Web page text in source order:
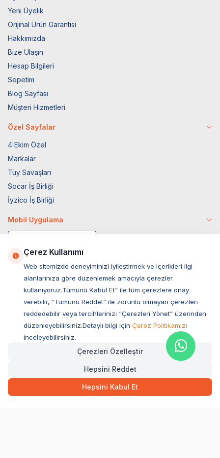
Yeni Üyelik
Orijinal Ürün Garantisi
Hakkımızda
Bize Ulaşın
Hesap Bilgileri
Sepetim
Blog Sayfası
Müşteri Hizmetleri
Özel Sayfalar
4 Ekim Özel
Markalar
Tüy Savaşları
Socar İş Birliği
İyzico İş Birliği
Mobil Uygulama
Müşteri Hizmetleri
Sıkça Sorulan Sorular
Ovacık Mah. Hacıoğlu Sok. No:13 Başiskele / KOCAELİ
Müşteri Destek Hattı
Çerez Kullanımı
Web sitemizde deneyiminizi iyileştirmek ve içerikleri ilgi
alanlarınıza göre düzenlemek amacıyla çerezler
kullanıyoruz.Tümünü Kabul Et” ile tüm çerezlere onay
verebilir, “Tümünü Reddet” ile zorunlu olmayan çerezleri
reddedebilir veya tercihlerinizi “Çerezleri Yönet” üzerinden
düzenleyebilirsiniz.Detaylı bilgi için Çerez Politikamızı
inceleyebilirsiniz.
Çerezleri Özelleştir
Hepsini Reddet
Hepsini Kabul Et